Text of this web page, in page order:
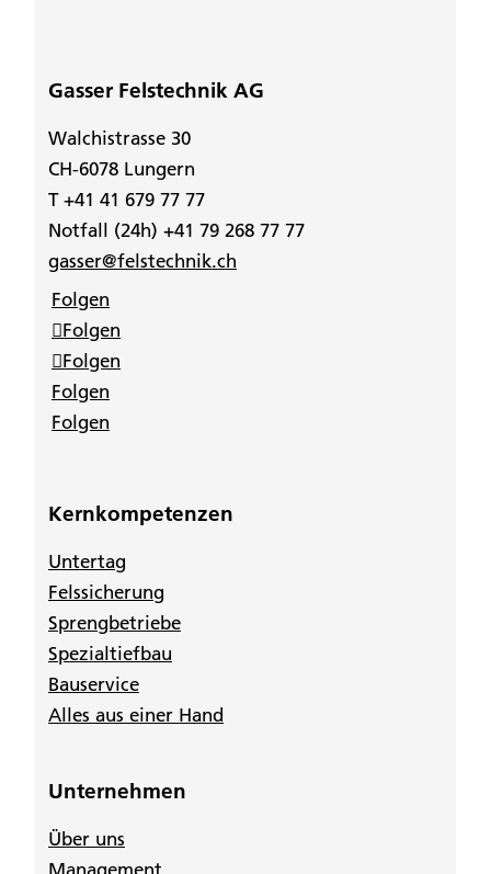
Gasser Felstechnik AG
Walchistrasse 30
CH-6078 Lungern
T +41 41 679 77 77
Notfall (24h) +41 79 268 77 77
gasser@felstechnik.ch
Folgen
Folgen
Folgen
Folgen
Folgen
Kernkompetenzen
Untertag
Felssicherung
Sprengbetriebe
Spezialtiefbau
Bauservice
Alles aus einer Hand
Unternehmen
Über uns